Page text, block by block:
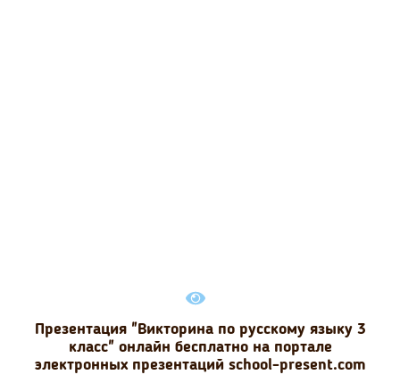
Презентация "Викторина по русскому языку 3
класс" онлайн бесплатно на портале
электронных презентаций school-present.com